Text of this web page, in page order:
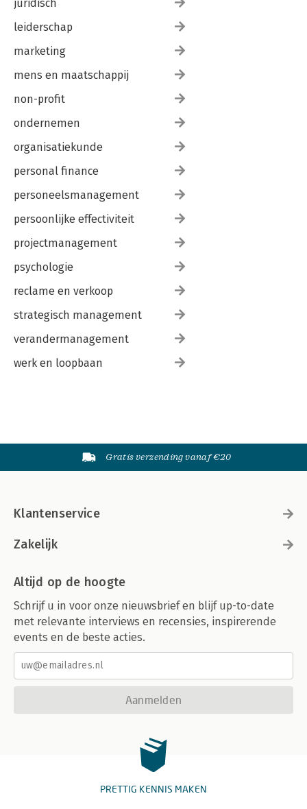
juridisch
leiderschap
marketing
mens en maatschappij
non-profit
ondernemen
organisatiekunde
personal finance
personeelsmanagement
persoonlijke effectiviteit
projectmanagement
psychologie
reclame en verkoop
strategisch management
verandermanagement
werk en loopbaan
Gratis verzending vanaf €20
Klantenservice
Zakelijk
Altijd op de hoogte
Schrijf u in voor onze nieuwsbrief en blijf up-to-date
met relevante interviews en recensies, inspirerende
events en de beste acties.
Aanmelden
PRETTIG KENNIS MAKEN